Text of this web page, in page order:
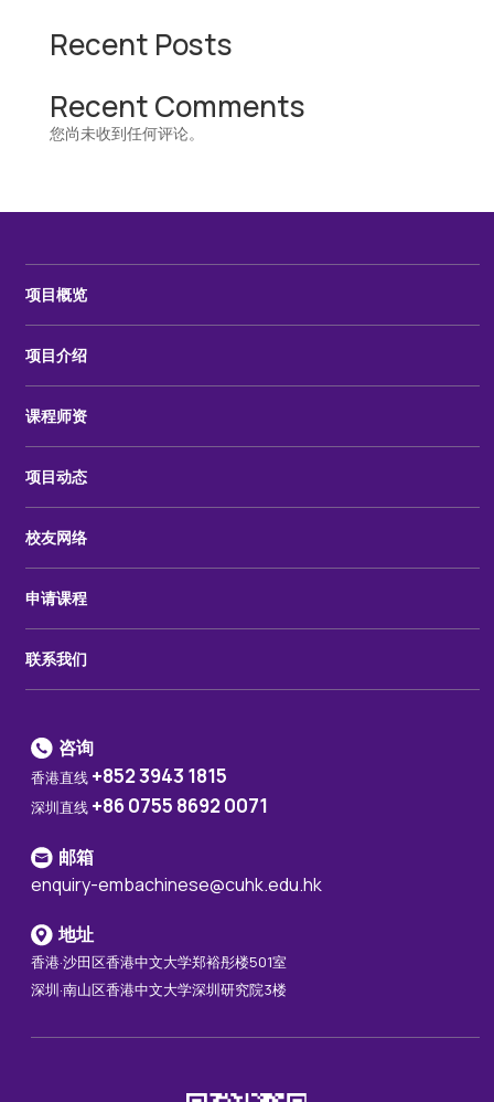
Recent Posts
Recent Comments
您尚未收到任何评论。
项目概览
项目介绍
课程师资
项目动态
校友网络
申请课程
联系我们
咨询
香港直线 +852 3943 1815
深圳直线 +86 0755 8692 0071
邮箱
enquiry-embachinese@cuhk.edu.hk
地址
香港·沙田区香港中文大学郑裕彤楼501室
深圳·南山区香港中文大学深圳研究院3楼